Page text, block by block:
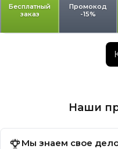
Бесплатный
заказ
Промокод
-15%
Наши
Мы знаем свое